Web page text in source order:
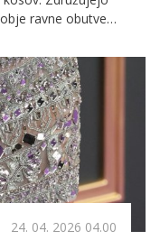
ravne obutve,
kombinacije.
nogo in doda
24. 04. 2026 04.00